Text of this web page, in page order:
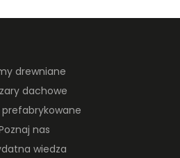
drewniane
dachowe
prefabrykowane
nas
wiedza